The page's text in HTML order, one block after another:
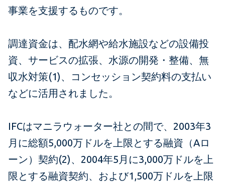
事業を支援するものです。
調達資金は、配水網や給水施設などの設備投
資、サービスの拡張、水源の開発・整備、無
収水対策(1)、コンセッション契約料の支払い
などに活用されました。
IFCはマニラウォーター社との間で、2003年3
月に総額5,000万ドルを上限とする融資（Aロ
ーン）契約(2)、2004年5月に3,000万ドルを上
限とする融資契約、および1,500万ドルを上限